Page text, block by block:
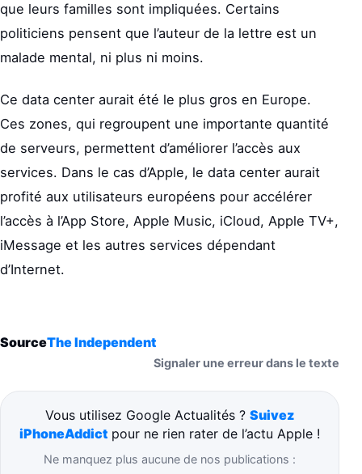
que leurs familles sont impliquées. Certains
politiciens pensent que l’auteur de la lettre est un
malade mental, ni plus ni moins.
Ce data center aurait été le plus gros en Europe.
Ces zones, qui regroupent une importante quantité
de serveurs, permettent d’améliorer l’accès aux
services. Dans le cas d’Apple, le data center aurait
profité aux utilisateurs européens pour accélérer
l’accès à l’App Store, Apple Music, iCloud, Apple TV+,
iMessage et les autres services dépendant
d’Internet.
SourceThe Independent
Signaler une erreur dans le texte
Vous utilisez Google Actualités ? Suivez
iPhoneAddict pour ne rien rater de l’actu Apple !
Ne manquez plus aucune de nos publications :